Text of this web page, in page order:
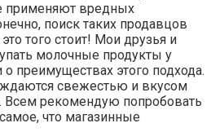
применяют вредных
поиск таких продавцов
того стоит! Мои друзья и
молочные продукты у
преимуществах этого подхода.
свежестью и вкусом
Всем рекомендую попробовать
что магазинные